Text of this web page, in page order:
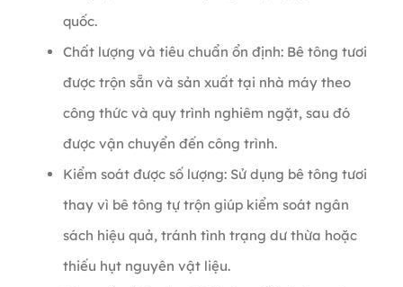
quốc.
Chất lượng và tiêu chuẩn ổn định: Bê tông tươi
được trộn sẵn và sản xuất tại nhà máy theo
công thức và quy trình nghiêm ngặt, sau đó
được vận chuyển đến công trình.
Kiểm soát được số lượng: Sử dụng bê tông tươi
thay vì bê tông tự trộn giúp kiểm soát ngân
sách hiệu quả, tránh tình trạng dư thừa hoặc
thiếu hụt nguyên vật liệu.